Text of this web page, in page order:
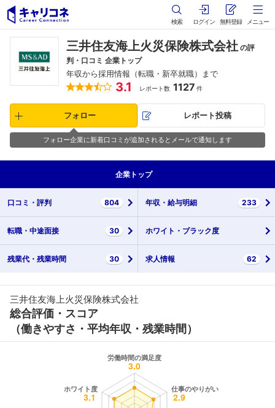
検索 ログイン 無料登録 メニュー
三井住友海上火災保険株式会社 の評
判・口コミ 企業トップ
年収から採用情報（転職・新卒就職）まで
3.1 レポート数 1127 件
フォロー レポート投稿
フォロー企業に新着口コミが追加されるとメールで通知します
企業 トップ
口コミ・ 評判 804 年収・ 給与明細 233
転職・ 中途面接 30 ホワイト・ ブラック度
残業代・ 残業時間 30 求人情報 62
三井住友海上火災保険株式会社
総合評価・スコア
（働きやすさ・平均年収・残業時間）